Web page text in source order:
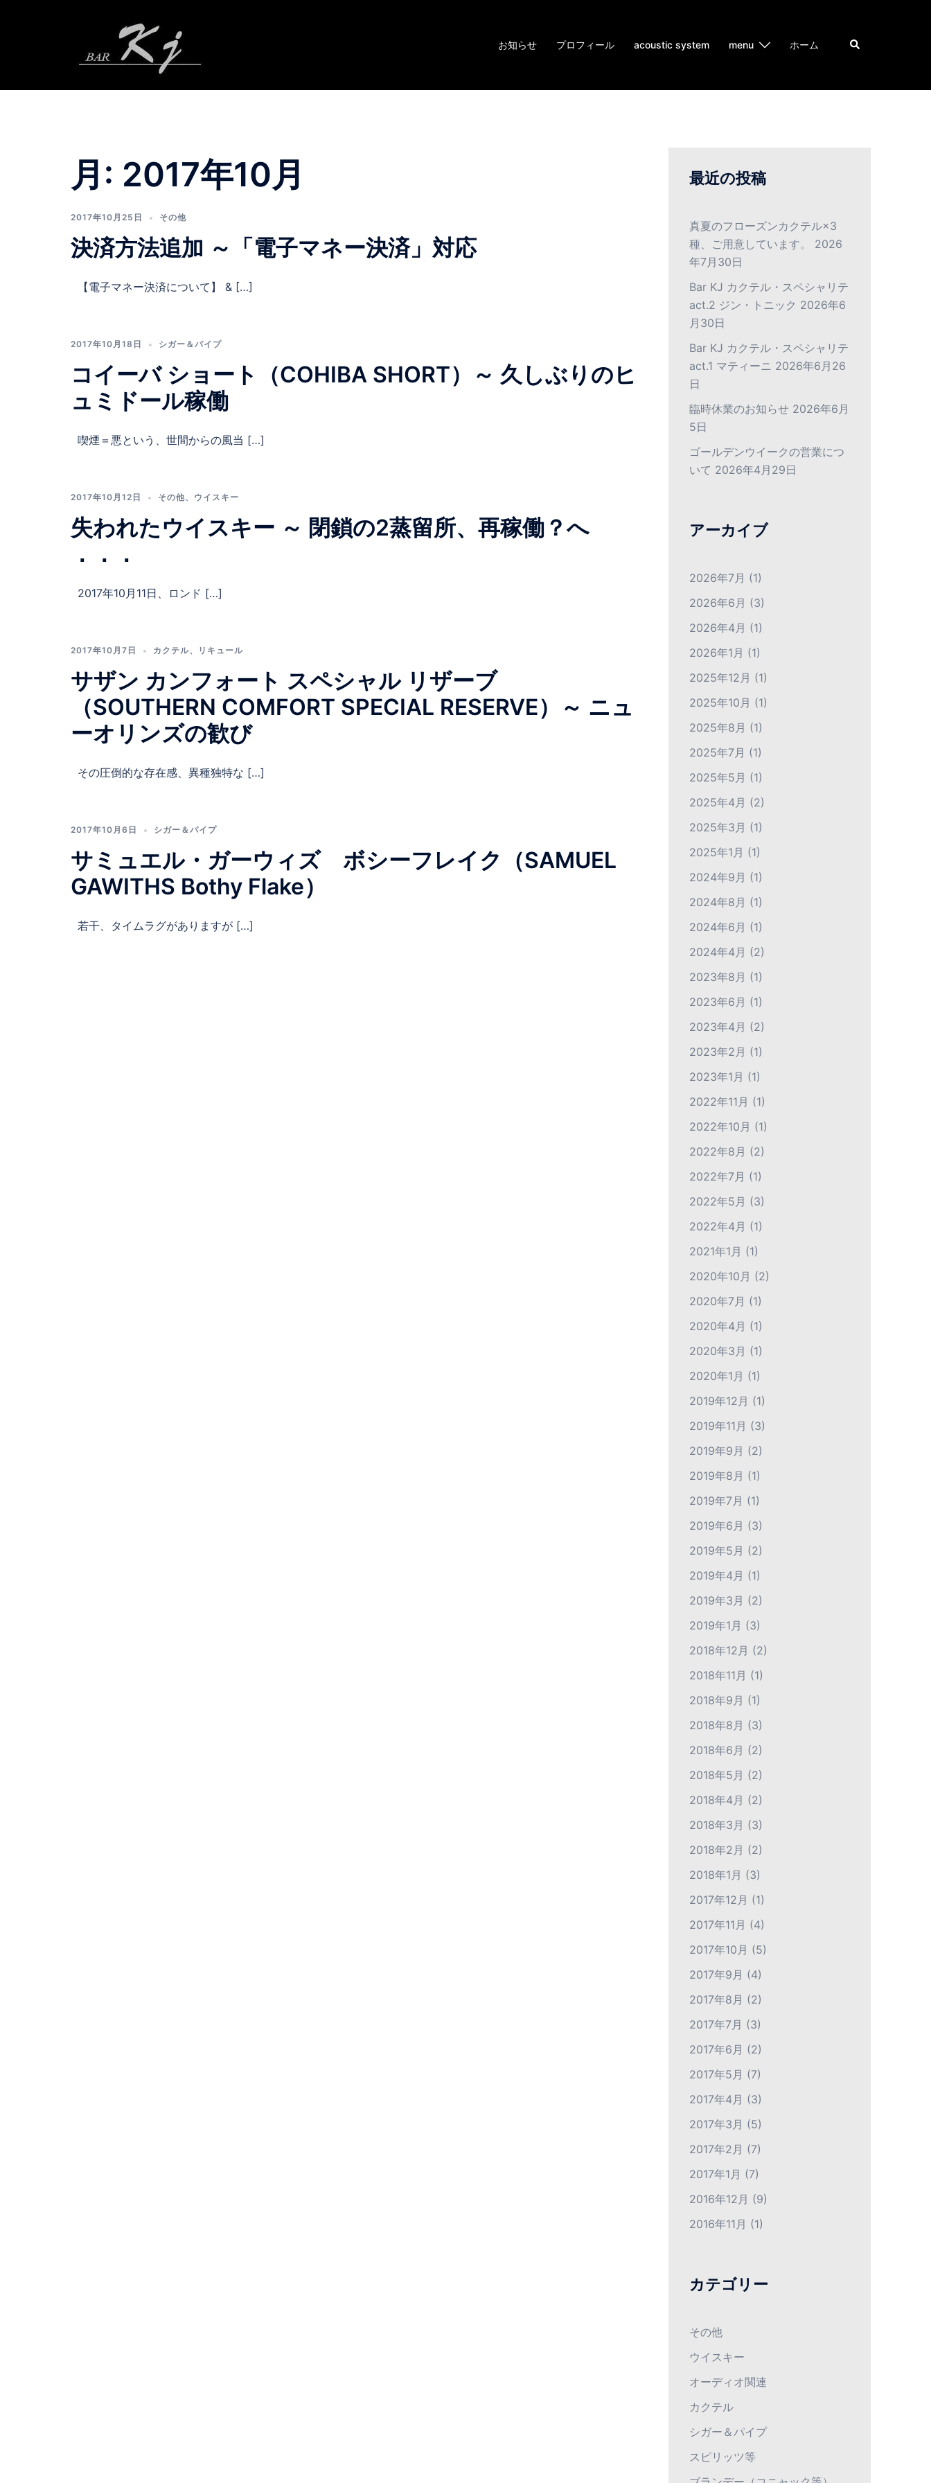
お知らせ プロフィール acoustic system menu ホーム
月: 2017年10月
2017年10月25日 その他
決済方法追加 ～「電子マネー決済」対応
【電子マネー決済について】 & […]
2017年10月18日 シガー＆パイプ
コイーバ ショート（COHIBA SHORT）～ 久しぶりのヒ
ュミドール稼働
喫煙＝悪という、世間からの風当 […]
2017年10月12日 その他、 ウイスキー
失われたウイスキー ～ 閉鎖の2蒸留所、再稼働？へ
．．．
2017年10月11日、ロンド […]
2017年10月7日 カクテル、 リキュール
サザン カンフォート スペシャル リザーブ
（SOUTHERN COMFORT SPECIAL RESERVE）～ ニュ
ーオリンズの歓び
その圧倒的な存在感、異種独特な […]
2017年10月6日 シガー＆パイプ
サミュエル・ガーウィズ ボシーフレイク（SAMUEL
GAWITHS Bothy Flake）
若干、タイムラグがありますが […]
最近の投稿
真夏のフローズンカクテル×3
種、ご用意しています。
2026
年7月30日
Bar KJ カクテル・スペシャリテ
act.2 ジン・トニック 2026年6
月30日
Bar KJ カクテル・スペシャリテ
act.1 マティーニ 2026年6月26
日
臨時休業のお知らせ 2026年6月
5日
ゴールデンウイークの営業につ
いて 2026年4月29日
アーカイブ
2026年7月 (1)
2026年6月 (3)
2026年4月 (1)
2026年1月 (1)
2025年12月 (1)
2025年10月 (1)
2025年8月 (1)
2025年7月 (1)
2025年5月 (1)
2025年4月 (2)
2025年3月 (1)
2025年1月 (1)
2024年9月 (1)
2024年8月 (1)
2024年6月 (1)
2024年4月 (2)
2023年8月 (1)
2023年6月 (1)
2023年4月 (2)
2023年2月 (1)
2023年1月 (1)
2022年11月 (1)
2022年10月 (1)
2022年8月 (2)
2022年7月 (1)
2022年5月 (3)
2022年4月 (1)
2021年1月 (1)
2020年10月 (2)
2020年7月 (1)
2020年4月 (1)
2020年3月 (1)
2020年1月 (1)
2019年12月 (1)
2019年11月 (3)
2019年9月 (2)
2019年8月 (1)
2019年7月 (1)
2019年6月 (3)
2019年5月 (2)
2019年4月 (1)
2019年3月 (2)
2019年1月 (3)
2018年12月 (2)
2018年11月 (1)
2018年9月 (1)
2018年8月 (3)
2018年6月 (2)
2018年5月 (2)
2018年4月 (2)
2018年3月 (3)
2018年2月 (2)
2018年1月 (3)
2017年12月 (1)
2017年11月 (4)
2017年10月 (5)
2017年9月 (4)
2017年8月 (2)
2017年7月 (3)
2017年6月 (2)
2017年5月 (7)
2017年4月 (3)
2017年3月 (5)
2017年2月 (7)
2017年1月 (7)
2016年12月 (9)
2016年11月 (1)
カテゴリー
その他
ウイスキー
オーディオ関連
カクテル
シガー＆パイプ
スピリッツ等